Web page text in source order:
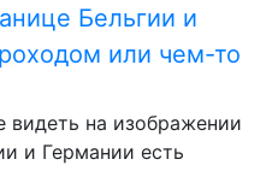
Бельгии и
или чем-то
видеть на изображении
и Германии есть